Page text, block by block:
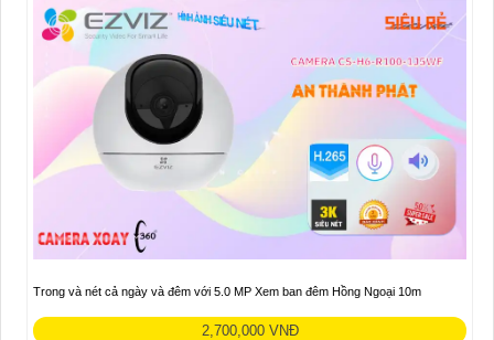
Trong và nét cả ngày và đêm với 5.0 MP Xem ban đêm Hồng Ngoại 10m
2,700,000 VNĐ